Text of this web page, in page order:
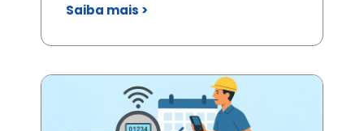
Saiba mais >